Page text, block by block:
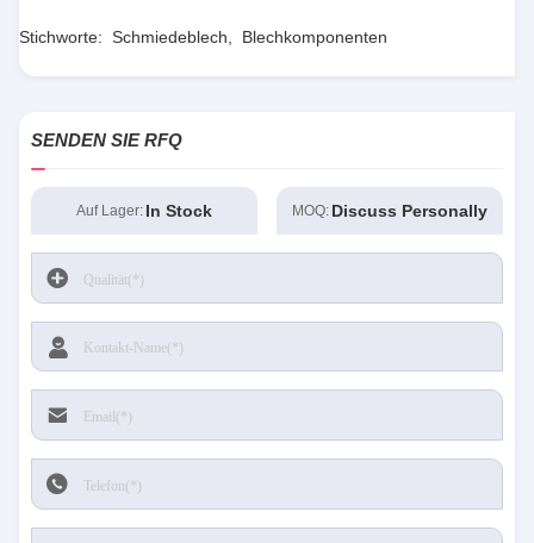
Stichworte: Schmiedeblech, Blechkomponenten
SENDEN SIE RFQ
Auf Lager: In Stock MOQ: Discuss Personally